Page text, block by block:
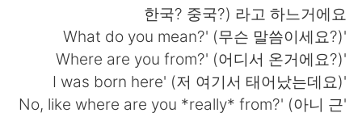
简体中文
繁體中文 Español
Français Deutsch
한국? 중국?) 라고 하느거에요
'What do you mean?' (무슨 말씀이세요?)
'Where are you from?' (어디서 온거에요?)
'I was born here' (저 여기서 태어났는데요)
'No, like where are you *really* from?' (아니 근